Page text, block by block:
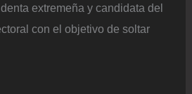
extremeña y candidata del
con el objetivo de soltar